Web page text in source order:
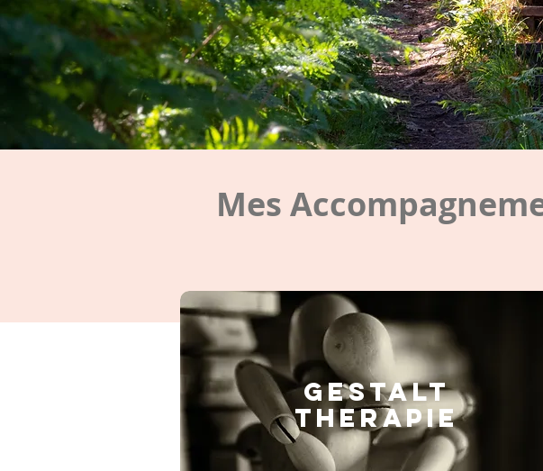
Mes
GESTALT
THERAPIE